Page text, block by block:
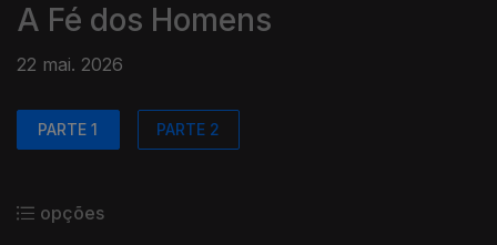
A Fé dos Homens
22 mai. 2026
PARTE 1 PARTE 2
opções